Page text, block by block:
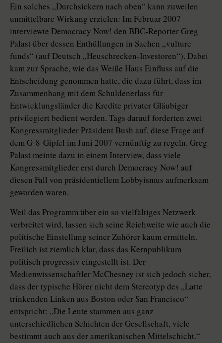
Ein solches „Durchsickern nach oben“ kann zuweilen
unmittelbare Wirkung erzielen: Im Februar 2007
interviewte Democracy Now! den BBC-Reporter Greg
Palast über dessen Enthüllungen in Sachen „vulture
funds“ (auf Deutsch „Heuschrecken-Investoren“). Dabei
kam zur Sprache, wie das Weiße Haus Einfluss auf die
Entscheidung genommen hatte, die dazu führt, dass im
Zusammenhang mit dem Schuldenerlass für
Entwicklungsländer die Kredite privater Gläubiger
privilegiert bedient werden. Tags darauf forderten zwei
Kongressmitglieder Präsident Bush auf, diese Frage auf
dem G-8-Gipfel im Juni 2007 vernünftig zu regeln. Greg
Palast meinte dazu in einem Interview, dass viele
Kongressmitglieder erst durch Democracy Now! auf
diesen Fall von präsidentiellem Lobbyismus aufmerksam
geworden waren.
Weil das Programm über ein so vielfältiges Netzwerk
verbreitet wird, lassen sich seine Reichweite wie auch die
politische Einstellung seiner Zuhörer kaum ermitteln.
Freilich ist ziemlich klar, dass das Kernpublikum
politisch progressiv eingestellt ist. Der
Medienwissenschaftler McChesney ist sich jedoch sicher,
dass der typische Hörer nicht dem Stereotyp des „Latte
trinkenden Linken aus Boston oder San Francisco“
entspricht: „Die Leute stammen aus ganz
unterschiedlichen Schichten der Gesellschaft, viele
bestimmt auch aus der amerikanischen Mittelschicht.“